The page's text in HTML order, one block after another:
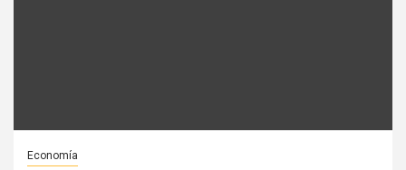
Economía